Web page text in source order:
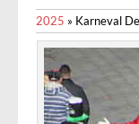
2025 » Karneval